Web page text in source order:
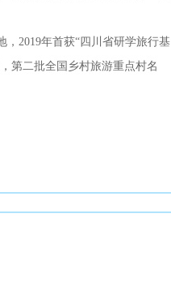
2019年首获“四川省研学旅行基
第二批全国乡村旅游重点村名